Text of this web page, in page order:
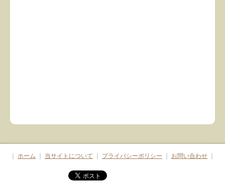
ホーム 当サイトについて プライバシーポリシー お問い合わせ